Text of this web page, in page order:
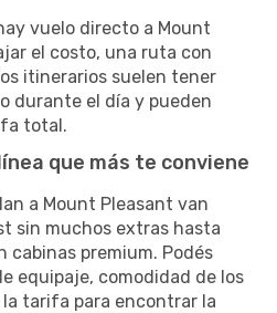
vuelo directo a Mount
el costo, una ruta con
itinerarios suelen tener
durante el día y pueden
total.
que más te conviene
a Mount Pleasant van
sin muchos extras hasta
cabinas premium. Podés
equipaje, comodidad de los
tarifa para encontrar la